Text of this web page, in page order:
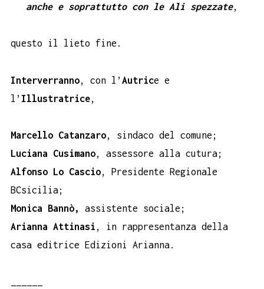
anche e soprattutto con le Ali spezzate,
questo il lieto fine.
Interverranno , con l’ Autrice e
l’ Illustratrice
Marcello Catanzaro, sindaco del comune;
Luciana Cusimano, assessore alla cutura;
Alfonso Lo Cascio, Presidente Regionale
BCsicilia;
Monica Bannò,
assistente sociale;
Arianna Attinasi , in rappresentanza della
casa editrice Edizioni Arianna.